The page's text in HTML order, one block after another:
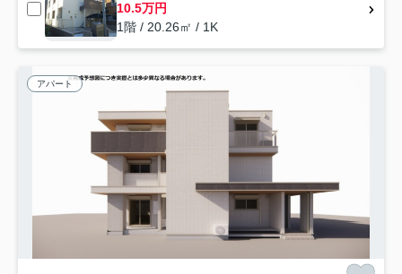
10.5万円
1階 / 20.26㎡ / 1K
アパート